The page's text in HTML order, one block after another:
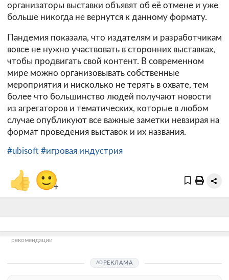
организаторы выставки объявят об её отмене и уже
больше никогда не вернутся к данному формату.
Пандемия показала, что издателям и разработчикам
вовсе не нужно участвовать в сторонних выставках,
чтобы продвигать свой контент. В современном
мире можно организовывать собственные
мероприятия и нисколько не терять в охвате, тем
более что большинство людей получают новости
из агрегаторов и тематических, которые в любом
случае опубликуют все важные заметки невзирая на
формат проведения выставок и их названия.
#ubisoft #игровая индустрия
👍 🙂+
рекомендации
РЕКЛАМА